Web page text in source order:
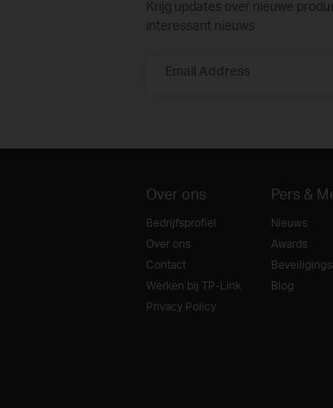
Krijg updates over nieuwe
interessant nieuws
Email Address
Over ons
Bedrijfsprofiel
Over ons
Contact
Werken bij TP-Link
Privacy Policy
Pers &
Nieuws
Awards
Blog